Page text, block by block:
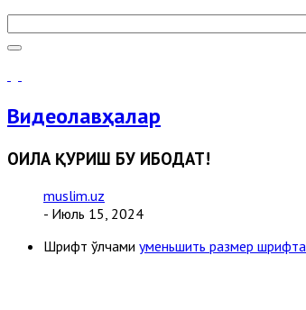
Видеолавҳалар
ОИЛА ҚУРИШ БУ ИБОДАТ!
muslim.uz
- Июль 15, 2024
Шрифт ўлчами уменьшить размер шрифта